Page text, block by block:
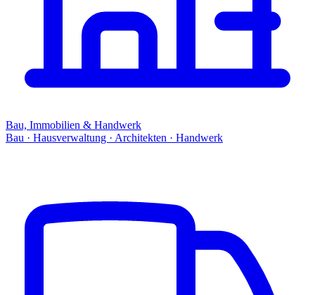
Bau, Immobilien & Handwerk
Bau · Hausverwaltung · Architekten · Handwerk